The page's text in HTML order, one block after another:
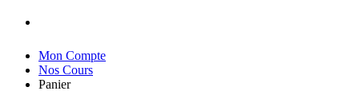
Mon Compte
Nos Cours
Panier